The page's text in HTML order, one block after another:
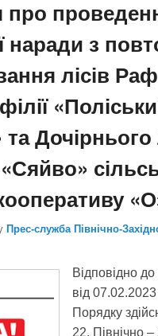
наради з
лісів
та
Прес-служба Північно-
Відповідно до
від
Порядку
22, Північно